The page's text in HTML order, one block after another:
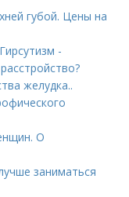
губой. Цены на
-
желудка..
О
заниматься